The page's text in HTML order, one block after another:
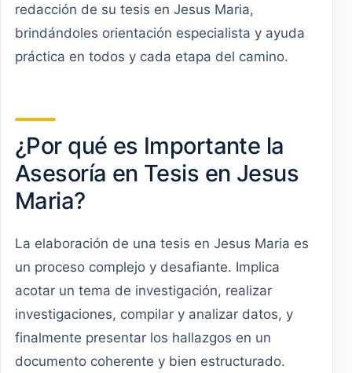
redacción de su tesis en Jesus Maria,
brindándoles orientación especialista y ayuda
práctica en todos y cada etapa del camino.
¿Por qué es Importante la
Asesoría en Tesis en Jesus
Maria?
La elaboración de una tesis en Jesus Maria es
un proceso complejo y desafiante. Implica
acotar un tema de investigación, realizar
investigaciones, compilar y analizar datos, y
finalmente presentar los hallazgos en un
documento coherente y bien estructurado.